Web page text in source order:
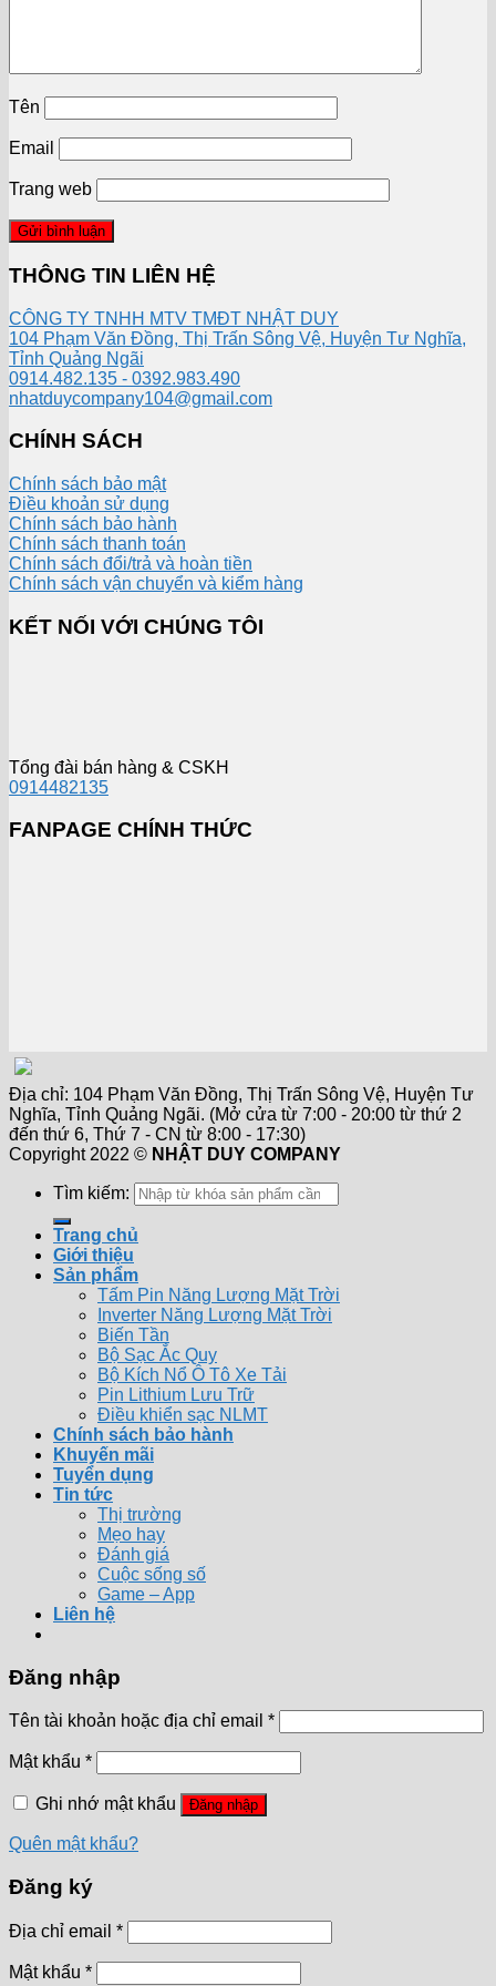
Tên
Email
Trang web
THÔNG TIN LIÊN HỆ
CÔNG TY TNHH MTV TMĐT NHẬT DUY
104 Phạm Văn Đồng, Thị Trấn Sông Vệ, Huyện Tư Nghĩa,
Tỉnh Quảng Ngãi
0914.482.135 - 0392.983.490
nhatduycompany104@gmail.com
CHÍNH SÁCH
Chính sách bảo mật
Điều khoản sử dụng
Chính sách bảo hành
Chính sách thanh toán
Chính sách đổi/trả và hoàn tiền
Chính sách vận chuyển và kiểm hàng
KẾT NỐI VỚI CHÚNG TÔI
Tổng đài bán hàng & CSKH
0914482135
FANPAGE CHÍNH THỨC
Địa chỉ: 104 Phạm Văn Đồng, Thị Trấn Sông Vệ, Huyện Tư
Nghĩa, Tỉnh Quảng Ngãi. (Mở cửa từ 7:00 - 20:00 từ thứ 2
đến thứ 6, Thứ 7 - CN từ 8:00 - 17:30)
Copyright 2022 © NHẬT DUY COMPANY
Tìm kiếm:
Trang chủ
Giới thiệu
Sản phẩm
Tấm Pin Năng Lượng Mặt Trời
Inverter Năng Lượng Mặt Trời
Biến Tần
Bộ Sạc Ắc Quy
Bộ Kích Nổ Ô Tô Xe Tải
Pin Lithium Lưu Trữ
Điều khiển sạc NLMT
Chính sách bảo hành
Khuyến mãi
Tuyển dụng
Tin tức
Thị trường
Mẹo hay
Đánh giá
Cuộc sống số
Game – App
Liên hệ
Đăng nhập
Tên tài khoản hoặc địa chỉ email *
Mật khẩu *
Ghi nhớ mật khẩu Đăng nhập
Quên mật khẩu?
Đăng ký
Địa chỉ email *
Mật khẩu *